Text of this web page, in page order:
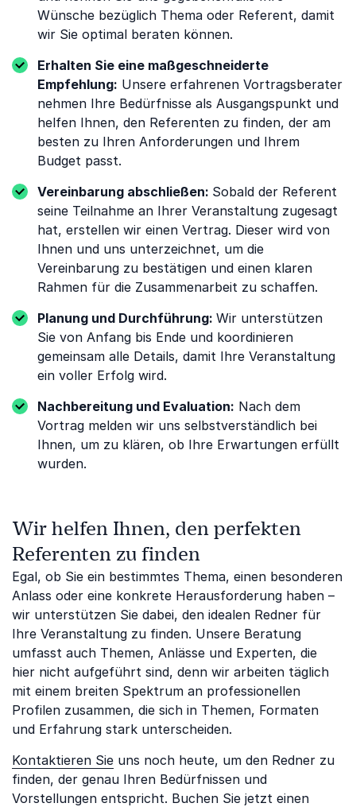
Wünsche bezüglich Thema oder Referent, damit
wir Sie optimal beraten können.
Erhalten Sie eine maßgeschneiderte
Empfehlung: Unsere erfahrenen Vortragsberater
nehmen Ihre Bedürfnisse als Ausgangspunkt und
helfen Ihnen, den Referenten zu finden, der am
besten zu Ihren Anforderungen und Ihrem
Budget passt.
Vereinbarung abschließen: Sobald der Referent
seine Teilnahme an Ihrer Veranstaltung zugesagt
hat, erstellen wir einen Vertrag. Dieser wird von
Ihnen und uns unterzeichnet, um die
Vereinbarung zu bestätigen und einen klaren
Rahmen für die Zusammenarbeit zu schaffen.
Planung und Durchführung: Wir unterstützen
Sie von Anfang bis Ende und koordinieren
gemeinsam alle Details, damit Ihre Veranstaltung
ein voller Erfolg wird.
Nachbereitung und Evaluation: Nach dem
Vortrag melden wir uns selbstverständlich bei
Ihnen, um zu klären, ob Ihre Erwartungen erfüllt
wurden.
Wir helfen Ihnen, den perfekten
Referenten zu finden
Egal, ob Sie ein bestimmtes Thema, einen besonderen
Anlass oder eine konkrete Herausforderung haben –
wir unterstützen Sie dabei, den idealen Redner für
Ihre Veranstaltung zu finden. Unsere Beratung
umfasst auch Themen, Anlässe und Experten, die
hier nicht aufgeführt sind, denn wir arbeiten täglich
mit einem breiten Spektrum an professionellen
Profilen zusammen, die sich in Themen, Formaten
und Erfahrung stark unterscheiden.
Kontaktieren Sie uns noch heute, um den Redner zu
finden, der genau Ihren Bedürfnissen und
Vorstellungen entspricht. Buchen Sie jetzt einen